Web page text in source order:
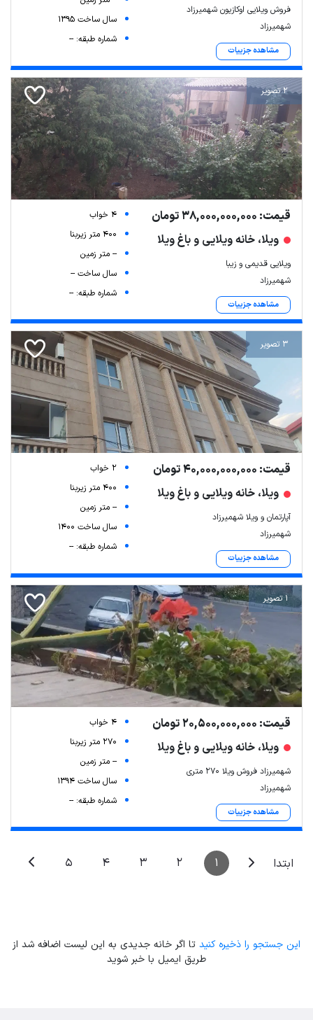
فروش ویلایی اوکازیون شهمیرزاد
شهمیرزاد
مشاهده جزییات
سال ساخت 1395
شماره طبقه: --
2 تصویر
قیمت: 38,000,000,000 تومان
ویلا، خانه ویلایی و باغ ویلا
ویلایی قدیمی و زیبا
شهمیرزاد
مشاهده جزییات
4 خواب
400 متر زیربنا
-- متر زمین
سال ساخت --
شماره طبقه: --
3 تصویر
قیمت: 40,000,000,000 تومان
ویلا، خانه ویلایی و باغ ویلا
آپارتمان و ویلا شهمیرزاد
شهمیرزاد
مشاهده جزییات
2 خواب
400 متر زیربنا
-- متر زمین
سال ساخت 1400
شماره طبقه: --
1 تصویر
قیمت: 20,500,000,000 تومان
ویلا، خانه ویلایی و باغ ویلا
شهمیرزاد فروش ویلا 270 متری
شهمیرزاد
مشاهده جزییات
4 خواب
270 متر زیربنا
-- متر زمین
سال ساخت 1394
شماره طبقه: --
ابتدا 1
2
3
4
5
این جستجو را ذخیره کنید تا اگر خانه جدیدی به این لیست اضافه شد از
طریق ایمیل با خبر شوید